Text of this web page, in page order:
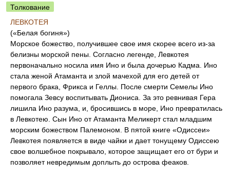
Толкование
ЛЕВКОТЕЯ
(«Белая богиня»)
Морское божество, получившее свое имя скорее всего из-за
белизны морской пены. Согласно легенде, Левкотея
первоначально носила имя Ино и была дочерью Кадма. Ино
стала женой Атаманта и злой мачехой для его детей от
первого брака, Фрикса и Геллы. После смерти Семелы Ино
помогала Зевсу воспитывать Диониса. За это ревнивая Гера
лишила Ино разума, и, бросившись в море, Ино превратилась
в Левкотею. Сын Ино от Атаманта Меликерт стал младшим
морским божеством Палемоном. В пятой книге «Одиссеи»
Левкотея появляется в виде чайки и дает тонущему Одиссею
свое волшебное покрывало, которое защищает его от бури и
позволяет невредимым доплыть до острова феаков.